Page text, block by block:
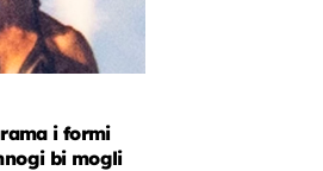
i formi
bi mogli